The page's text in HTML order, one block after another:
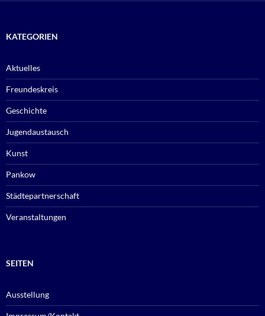
KATEGORIEN
Aktuelles
Freundeskreis
Geschichte
Jugendaustausch
Kunst
Pankow
Städtepartnerschaft
Veranstaltungen
SEITEN
Ausstellung